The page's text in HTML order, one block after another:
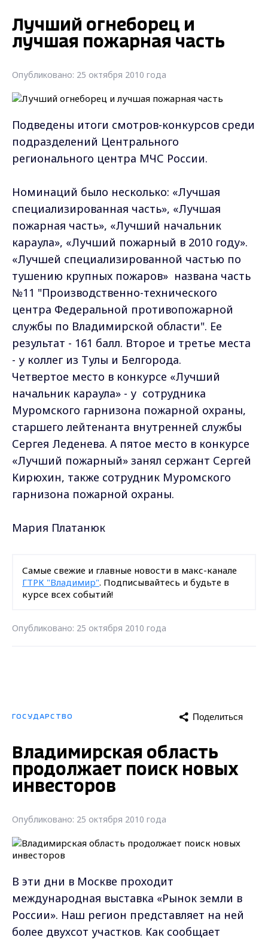
Лучший огнеборец и
лучшая пожарная часть
Опубликовано: 25 октября 2010 года
Подведены итоги смотров-конкурсов среди
подразделений Центрального
регионального центра МЧС России.
Номинаций было несколько: «Лучшая
специализированная часть», «Лучшая
пожарная часть», «Лучший начальник
караула», «Лучший пожарный в 2010 году».
«Лучшей специализированной частью по
тушению крупных пожаров» названа часть
№11 "Производственно-технического
центра Федеральной противопожарной
службы по Владимирской области". Ее
результат - 161 балл. Второе и третье места
- у коллег из Тулы и Белгорода.
Четвертое место в конкурсе «Лучший
начальник караула» - у сотрудника
Муромского гарнизона пожарной охраны,
старшего лейтенанта внутренней службы
Сергея Леденева. А пятое место в конкурсе
«Лучший пожарный» занял сержант Сергей
Кирюхин, также сотрудник Муромского
гарнизона пожарной охраны.
Мария Платанюк
Самые свежие и главные новости в макс-канале
ГТРК "Владимир". Подписывайтесь и будьте в
курсе всех событий!
Опубликовано: 25 октября 2010 года
ГОСУДАРСТВО Поделиться
Владимирская область
продолжает поиск новых
инвесторов
Опубликовано: 25 октября 2010 года
В эти дни в Москве проходит
международная выставка «Рынок земли в
России». Наш регион представляет на ней
более двухсот участков. Как сообщает